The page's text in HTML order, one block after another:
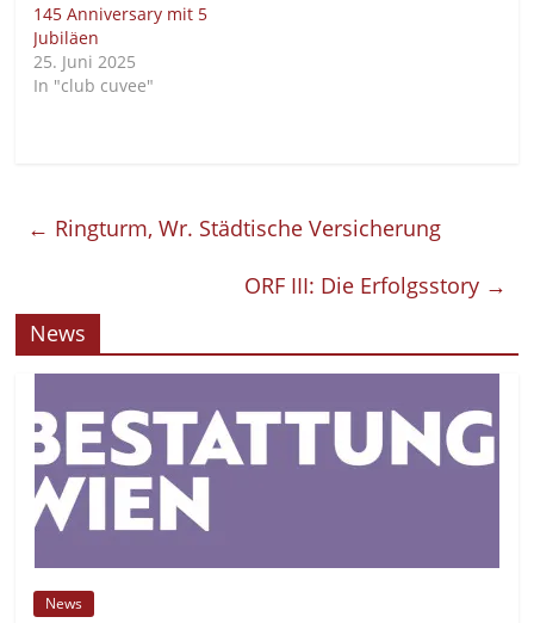
145 Anniversary mit 5
Jubiläen
25. Juni 2025
In "club cuvee"
← Ringturm, Wr. Städtische Versicherung
ORF III: Die Erfolgsstory →
News
News